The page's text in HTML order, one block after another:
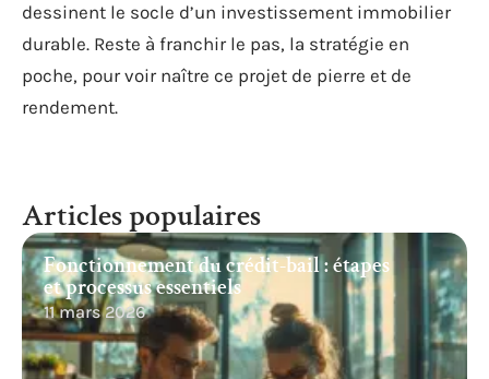
dessinent le socle d’un investissement immobilier
durable. Reste à franchir le pas, la stratégie en
poche, pour voir naître ce projet de pierre et de
rendement.
Articles populaires
Fonctionnement du crédit-bail : étapes
et processus essentiels
11 mars 2026